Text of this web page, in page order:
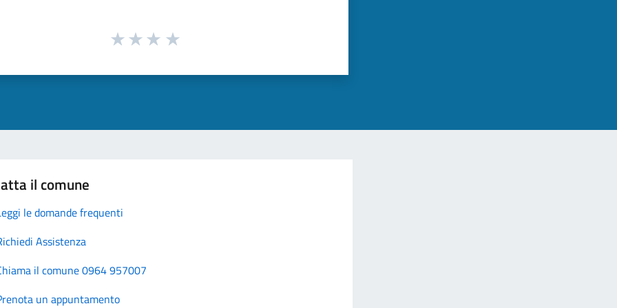
il comune
le domande frequenti
Assistenza
il comune 0964 957007
un appuntamento